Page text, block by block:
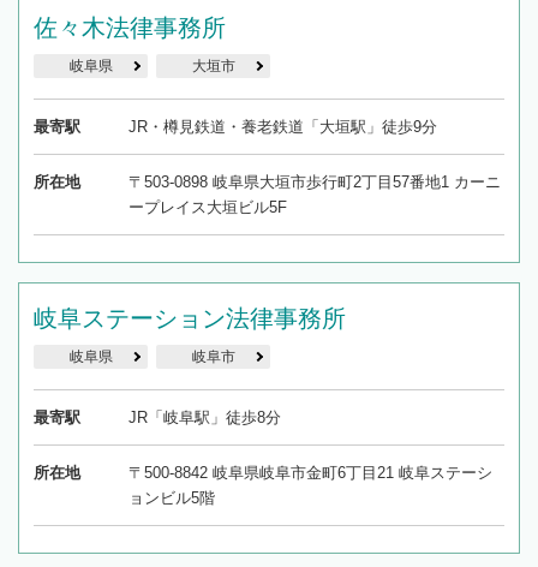
佐々木法律事務所
岐阜県 大垣市
最寄駅 JR・樽見鉄道・養老鉄道「大垣駅」徒歩9分
所在地
〒503-0898 岐阜県大垣市歩行町2丁目57番地1 カーニ
ープレイス大垣ビル5F
岐阜ステーション法律事務所
岐阜県 岐阜市
最寄駅 JR「岐阜駅」徒歩8分
所在地
〒500-8842 岐阜県岐阜市金町6丁目21 岐阜ステーシ
ョンビル5階